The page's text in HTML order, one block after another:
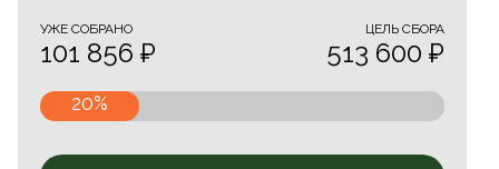
20%
УЖЕ CОБРАНО
101 856 ₽
ЦЕЛЬ СБОРА
513 600 ₽